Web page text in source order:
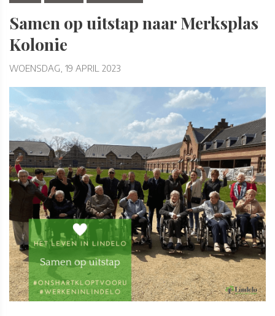
Samen op uitstap naar Merksplas
Kolonie
WOENSDAG, 19 APRIL 2023